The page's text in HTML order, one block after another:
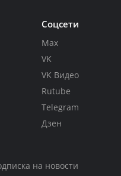
Соцсети
Max
VK
VK Видео
Rutube
Telegram
Дзен
на новости